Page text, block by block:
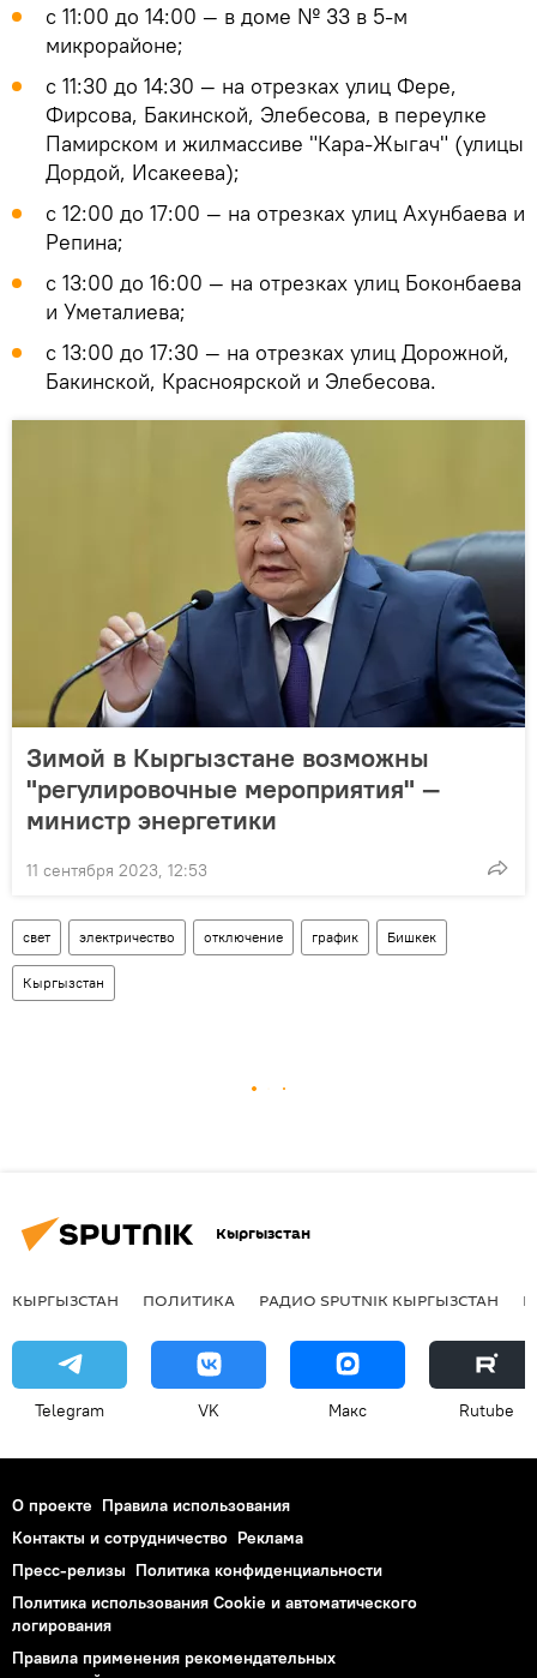
с 11:00 до 14:00 — в доме № 33 в 5-м
микрорайоне;
с 11:30 до 14:30 — на отрезках улиц Фере,
Фирсова, Бакинской, Элебесова, в переулке
Памирском и жилмассиве "Кара-Жыгач" (улицы
Дордой, Исакеева);
с 12:00 до 17:00 — на отрезках улиц Ахунбаева и
Репина;
с 13:00 до 16:00 — на отрезках улиц Боконбаева
и Уметалиева;
с 13:00 до 17:30 — на отрезках улиц Дорожной,
Бакинской, Красноярской и Элебесова.
Зимой в Кыргызстане возможны
"регулировочные мероприятия" —
министр энергетики
11 сентября 2023, 12:53
свет электричество отключение график Бишкек
Кыргызстан
Кыргызстан
КЫРГЫЗСТАН ПОЛИТИКА РАДИО SPUTNIK КЫРГЫЗСТАН
Telegram VK Макс Rutube
О проекте Правила использования
Контакты и сотрудничество Реклама
Пресс-релизы Политика конфиденциальности
Политика использования Cookie и автоматического
логирования
Правила применения рекомендательных